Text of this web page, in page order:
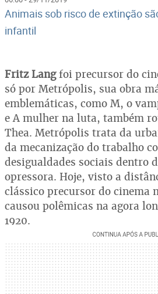
Animais sob risco de extinção
infantil
Fritz Langfoi precursor do
só por Metrópolis, sua obra
emblemáticas, como M, o
e A mulher na luta, também
Thea. Metrópolis trata da
da mecanização do trabalho
desigualdades sociais dentro
opressora. Hoje, visto a
clássico precursor do cinema
causou polêmicas na agora
1920.